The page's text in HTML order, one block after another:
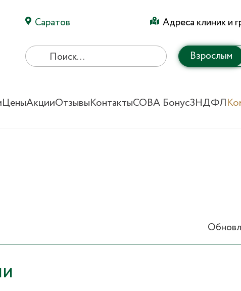
Саратов Адреса клиник и
Взрослым
ЦеныАкцииОтзывыКонтактыСОВА Бонус3НДФЛ